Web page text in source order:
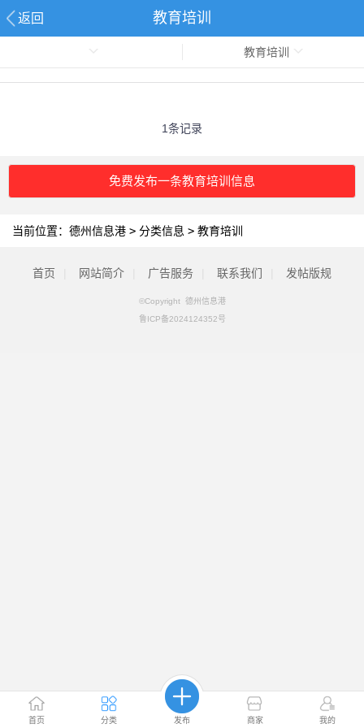
返回 教育培训
首页 分类 发布 商家 我的
教育培训
1条记录
免费发布一条教育培训信息
当前位置： 德州信息港 > 分类信息 > 教育培训
首页 网站简介 广告服务 联系我们 发帖版规
©Copyright 德州信息港
鲁ICP备2024124352号